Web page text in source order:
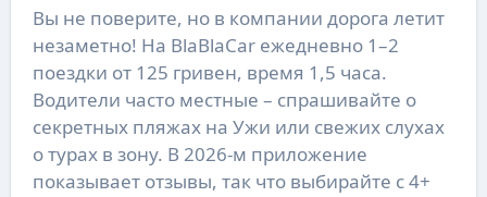
Вы не поверите, но в компании дорога летит
незаметно! На BlaBlaCar ежедневно 1–2
поездки от 125 гривен, время 1,5 часа.
Водители часто местные – спрашивайте о
секретных пляжах на Ужи или свежих слухах
о турах в зону. В 2026-м приложение
показывает отзывы, так что выбирайте с 4+